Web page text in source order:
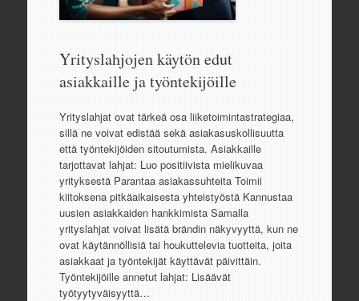
Yrityslahjojen käytön edut
asiakkaille ja työntekijöille
Yrityslahjat ovat tärkeä osa liiketoimintastrategiaa,
sillä ne voivat edistää sekä asiakasuskollisuutta
että työntekijöiden sitoutumista. Asiakkaille
tarjottavat lahjat: Luo positiivista mielikuvaa
yrityksestä Parantaa asiakassuhteita Toimii
kiitoksena pitkäaikaisesta yhteistyöstä Kannustaa
uusien asiakkaiden hankkimista Samalla
yrityslahjat voivat lisätä brändin näkyvyyttä, kun ne
ovat käytännöllisiä tai houkuttelevia tuotteita, joita
asiakkaat ja työntekijät käyttävät päivittäin.
Työntekijöille annetut lahjat: Lisäävät
työtyytyväisyyttä…